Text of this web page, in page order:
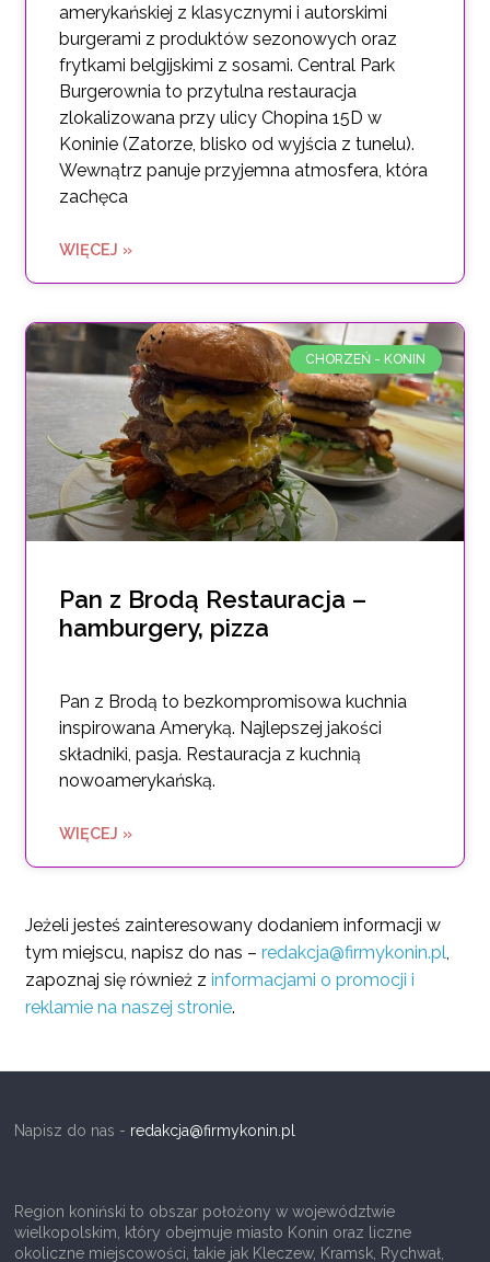
amerykańskiej z klasycznymi i autorskimi
burgerami z produktów sezonowych oraz
frytkami belgijskimi z sosami. Central Park
Burgerownia to przytulna restauracja
zlokalizowana przy ulicy Chopina 15D w
Koninie (Zatorze, blisko od wyjścia z tunelu).
Wewnątrz panuje przyjemna atmosfera, która
zachęca
WIĘCEJ »
CHORZEŃ - KONIN
Pan z Brodą Restauracja –
hamburgery, pizza
Pan z Brodą to bezkompromisowa kuchnia
inspirowana Ameryką. Najlepszej jakości
składniki, pasja. Restauracja z kuchnią
nowoamerykańską.
WIĘCEJ »
Jeżeli jesteś zainteresowany dodaniem informacji w
tym miejscu, napisz do nas –redakcja@firmykonin.pl,
zapoznaj się również zinformacjami o promocji i
reklamie na naszej stronie.
Napisz do nas - redakcja@firmykonin.pl
Region koniński to obszar położony w województwie
wielkopolskim, który obejmuje miasto Konin oraz liczne
okoliczne miejscowości, takie jak Kleczew, Kramsk, Rychwał,